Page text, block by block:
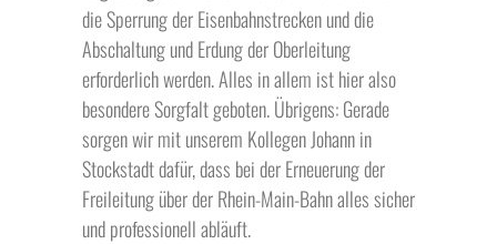
die Sperrung der Eisenbahnstrecken und die
Abschaltung und Erdung der Oberleitung
erforderlich werden. Alles in allem ist hier also
besondere Sorgfalt geboten. Übrigens: Gerade
sorgen wir mit unserem Kollegen Johann in
Stockstadt dafür, dass bei der Erneuerung der
Freileitung über der Rhein-Main-Bahn alles sicher
und professionell abläuft.